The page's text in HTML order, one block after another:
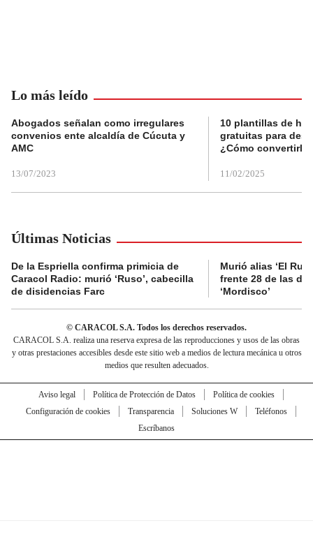
Lo más leído
Abogados señalan como irregulares
convenios ente alcaldía de Cúcuta y
AMC
13/07/2023
10 plantillas de
gratuitas para
¿Cómo convertirla
11/02/2025
Últimas Noticias
De la Espriella confirma primicia de
Caracol Radio: murió ‘Ruso’, cabecilla
de disidencias Farc
Murió alias ‘El
frente 28 de las
‘Mordisco’
© CARACOL S.A. Todos los derechos reservados.
CARACOL S.A. realiza una reserva expresa de las reproducciones y usos de las obras
y otras prestaciones accesibles desde este sitio web a medios de lectura mecánica u otros
medios que resulten adecuados.
Aviso legal Política de Protección de Datos
Política de cookies
Configuración de cookies
Transparencia Soluciones W
Teléfonos
Escríbanos